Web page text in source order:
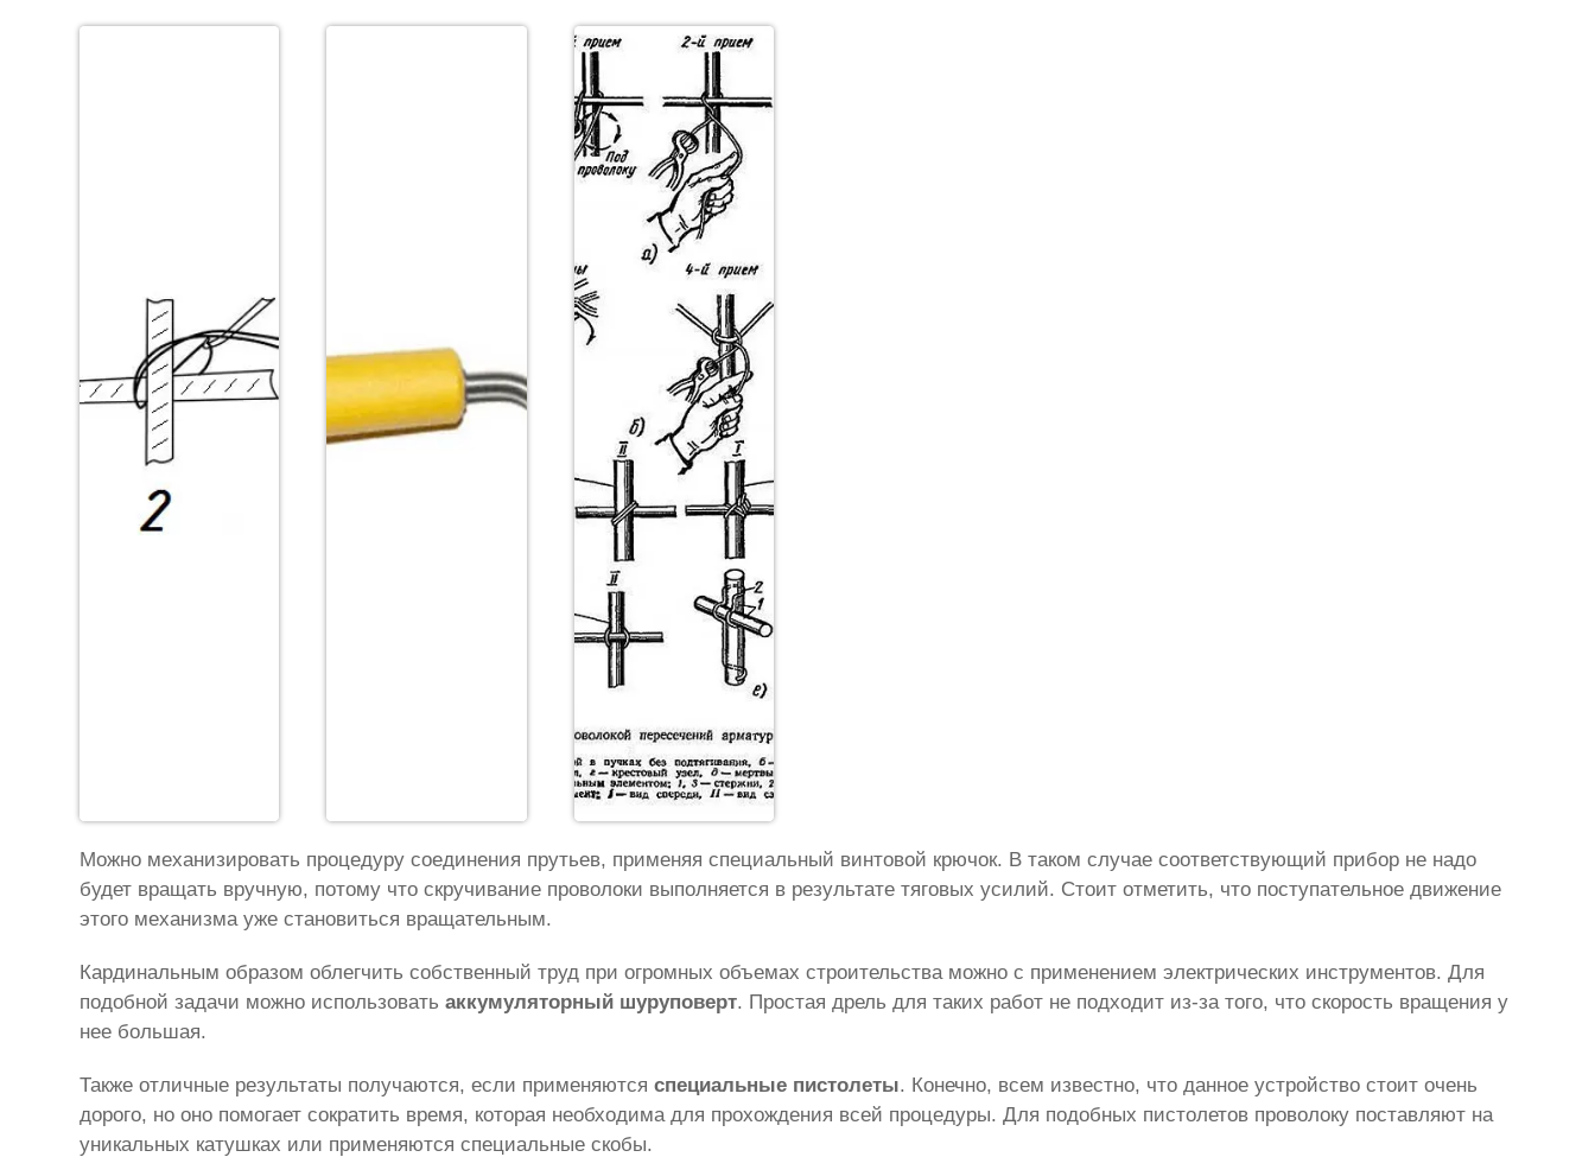
Можно механизировать процедуру соединения прутьев, применяя специальный винтовой крючок. В таком случае соответствующий прибор не надо
будет вращать вручную, потому что скручивание проволоки выполняется в результате тяговых усилий. Стоит отметить, что поступательное движение
этого механизма уже становиться вращательным.
Кардинальным образом облегчить собственный труд при огромных объемах строительства можно с применением электрических инструментов. Для
подобной задачи можно использоватьаккумуляторный шуруповерт. Простая дрель для таких работ не подходит из-за того, что скорость вращения у
нее большая.
Также отличные результаты получаются, если применяютсяспециальные пистолеты. Конечно, всем известно, что данное устройство стоит очень
дорого, но оно помогает сократить время, которая необходима для прохождения всей процедуры. Для подобных пистолетов проволоку поставляют на
уникальных катушках или применяются специальные скобы.